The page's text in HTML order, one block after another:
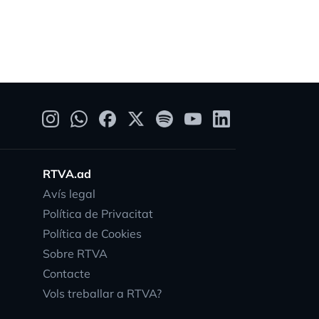
RTVA.ad
Avís legal
Política de Privacitat
Política de Cookies
Sobre RTVA
Contacte
Vols treballar a RTVA?